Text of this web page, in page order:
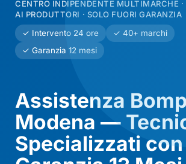
CENTRO INDIPENDENTE MULTIMARCHE
AI PRODUTTORI · SOLO FUORI GARANZIA
✓ Intervento 24 ore
✓ 40+ marchi
✓ Garanzia 12 mesi
Assistenza
Modena —
Specializzati con